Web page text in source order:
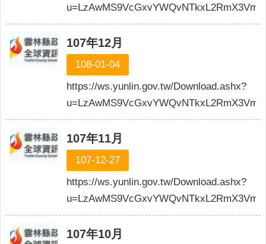
107年12月
108-01-04
https://ws.yunlin.gov.tw/Download.ashx?
107年11月
107-12-27
https://ws.yunlin.gov.tw/Download.ashx?
107年10月